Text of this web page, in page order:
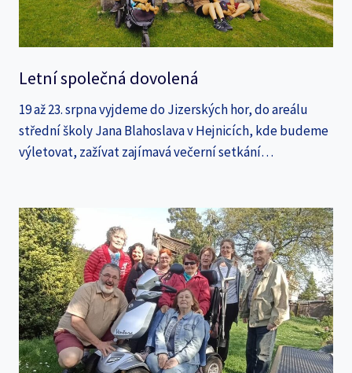
Letní společná dovolená
19 až 23. srpna vyjdeme do Jizerských hor, do areálu
střední školy Jana Blahoslava v Hejnicích, kde budeme
výletovat, zažívat zajímavá večerní setkání…